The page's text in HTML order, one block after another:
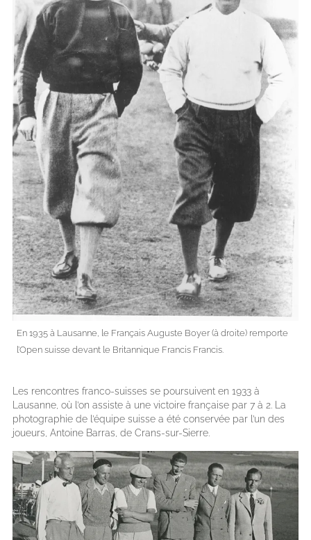
En 1935 à Lausanne, le Français Auguste Boyer (à droite) remporte
l’Open suisse devant le Britannique Francis Francis.
Les rencontres franco-suisses se poursuivent en 1933 à
Lausanne, où l’on assiste à une victoire française par 7 à 2. La
photographie de l’équipe suisse a été conservée par l’un des
joueurs, Antoine Barras, de Crans-sur-Sierre.